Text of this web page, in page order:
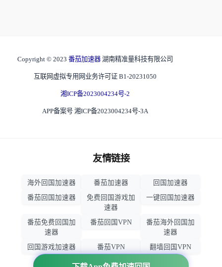
Copyright © 2023 番茄加速器 湖南精准量科技有限公司
互联网虚拟专用网业务许可证 B1-20231050
湘ICP备2023004234号-2
APP备案号 湘ICP备2023004234号-3A
友情链接
海外回国加速器 番茄加速器
回国加速器
番茄回国加速器
免费回国游戏加
速器
一键回国加速器
番茄免费回国加
速器
番茄回国VPN
番茄海外回国加
速器
回国游戏加速器
番茄VPN
翻墙回国VPN
归雁加速器
回国VPN推荐